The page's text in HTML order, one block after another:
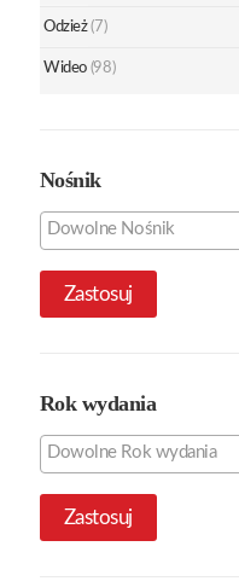
Odzież (7)
Wideo (98)
Nośnik
Zastosuj
Rok wydania
Zastosuj